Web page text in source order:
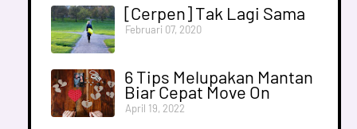
[Cerpen] Tak Lagi Sama
Februari 07, 2020
6 Tips Melupakan Mantan
Biar Cepat Move On
April 19, 2022